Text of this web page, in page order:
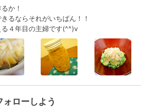
か！
るならそれがいちばん！！
４年目の主婦です(^^)v
ォローしよう